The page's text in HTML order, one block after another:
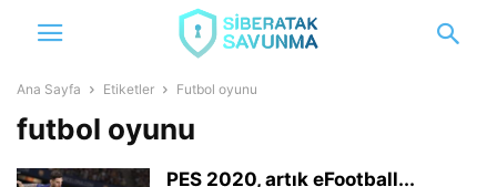
Ana Sayfa Etiketler Futbol oyunu
futbol oyunu
PES 2020, artık eFootball...